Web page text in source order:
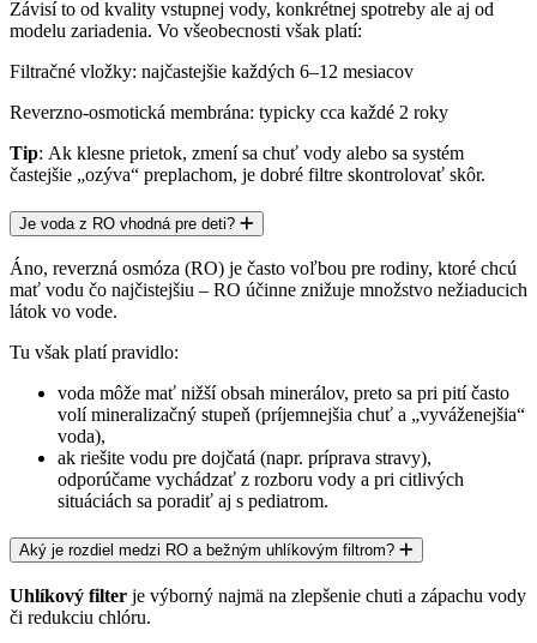
Závisí to od kvality vstupnej vody, konkrétnej spotreby ale aj od
modelu zariadenia. Vo všeobecnosti však platí:
Filtračné vložky: najčastejšie každých 6–12 mesiacov
Reverzno-osmotická membrána: typicky cca každé 2 roky
Tip: Ak klesne prietok, zmení sa chuť vody alebo sa systém
častejšie „ozýva“ preplachom, je dobré filtre skontrolovať skôr.
Je voda z RO vhodná pre deti?
Áno, reverzná osmóza (RO) je často voľbou pre rodiny, ktoré chcú
mať vodu čo najčistejšiu – RO účinne znižuje množstvo nežiaducich
látok vo vode.
Tu však platí pravidlo:
voda môže mať nižší obsah minerálov, preto sa pri pití často
volímineralizačný stupeň (príjemnejšia chuť a „vyváženejšia“
voda),
ak riešite vodu pre dojčatá (napr. príprava stravy),
odporúčame vychádzať z rozboru vody a pri citlivých
situáciách sa poradiť aj s pediatrom.
Aký je rozdiel medzi RO a bežným uhlíkovým filtrom?
Uhlíkový filter je výborný najmä na zlepšenie chuti a zápachu vody
či redukciu chlóru.